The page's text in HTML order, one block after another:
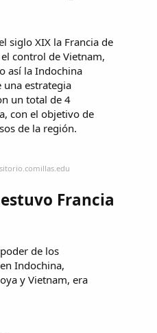
siglo XIX la Francia de
control de Vietnam,
así la Indochina
una estrategia
un total de 4
con el objetivo de
de la región.
Francia
de los
Indochina,
y Vietnam, era